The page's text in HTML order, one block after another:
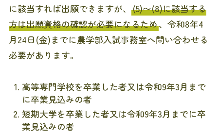
に該当すれば出願できますが、 (5)〜(8)に該当する
方は出願資格の確認が必要になるため、令和8年4
月24日(金)までに農学部入試事務室へ問い合わせる
必要があります。
高等専門学校を卒業した者又は令和9年3月まで
に卒業見込みの者
短期大学を卒業した者又は令和9年3月までに卒
業見込みの者